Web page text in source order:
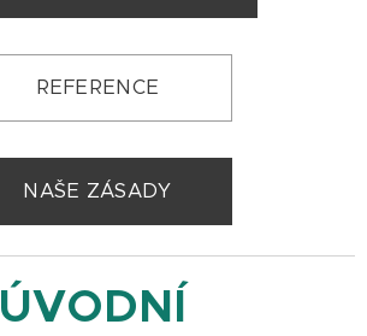
REFERENCE
NAŠE ZÁSADY
ÚVODNÍ